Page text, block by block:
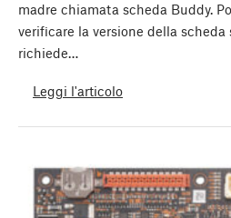
madre chiamata scheda Buddy.
verificare la versione della
richiede…
Leggi l'articolo